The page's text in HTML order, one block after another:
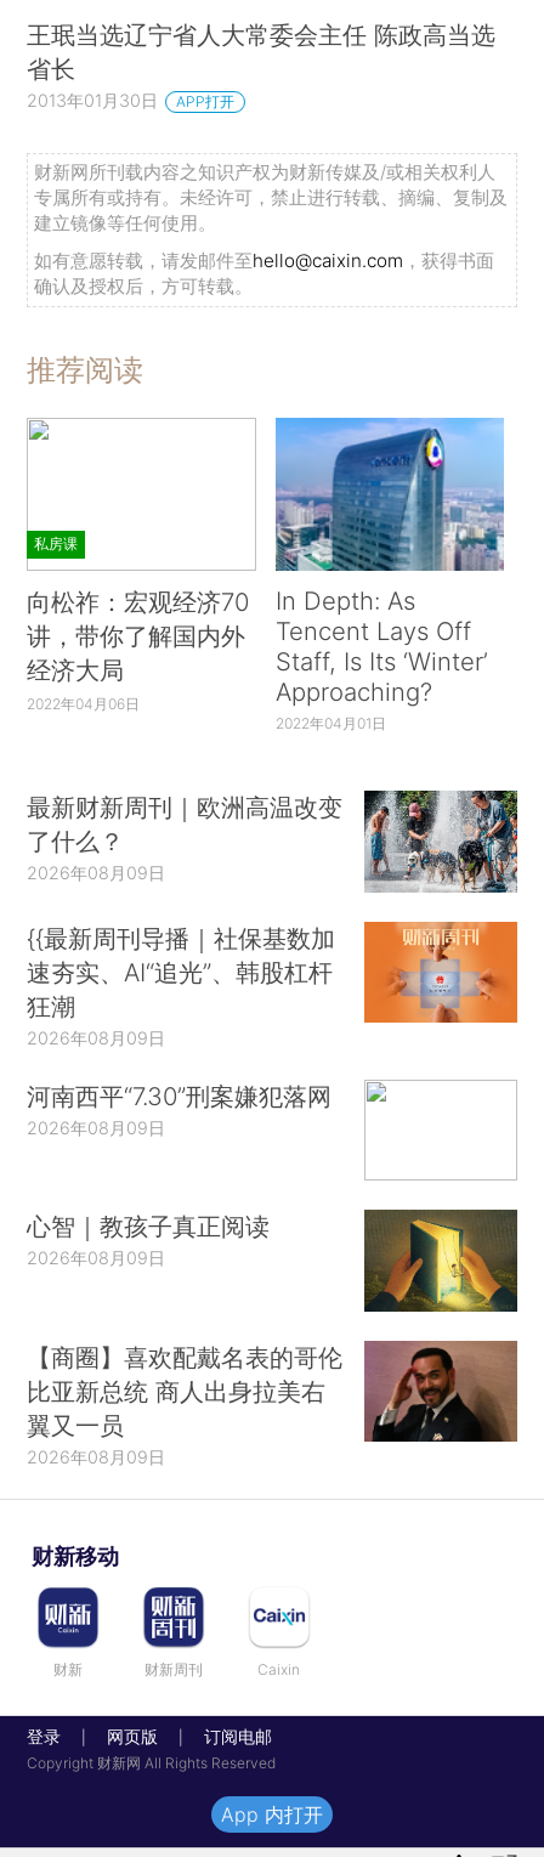
王珉当选辽宁省人大常委会主任 陈政高当选
省长
2013年01月30日 APP打开
财新网所刊载内容之知识产权为财新传媒及/或相关权利人
专属所有或持有。未经许可，禁止进行转载、摘编、复制及
建立镜像等任何使用。
如有意愿转载，请发邮件至hello@caixin.com ，获得书面
确认及授权后，方可转载。
推荐阅读
私房课
向松祚：宏观经济70
讲，带你了解国内外
经济大局
2022年04月06日
In Depth: As
Tencent Lays Off
Staff, Is Its ‘Winter’
Approaching?
2022年04月01日
最新财新周刊｜欧洲高温改变
了什么？
2026年08月09日
{{最新周刊导播｜社保基数加
速夯实、AI“追光”、韩股杠杆
狂潮
2026年08月09日
河南西平“7.30”刑案嫌犯落网
2026年08月09日
心智｜教孩子真正阅读
2026年08月09日
【商圈】喜欢配戴名表的哥伦
比亚新总统 商人出身拉美右
翼又一员
2026年08月09日
财新移动
财新 财新周刊 Caixin
登录 网页版 订阅电邮
Copyright 财新网 All Rights Reserved
App 内打开